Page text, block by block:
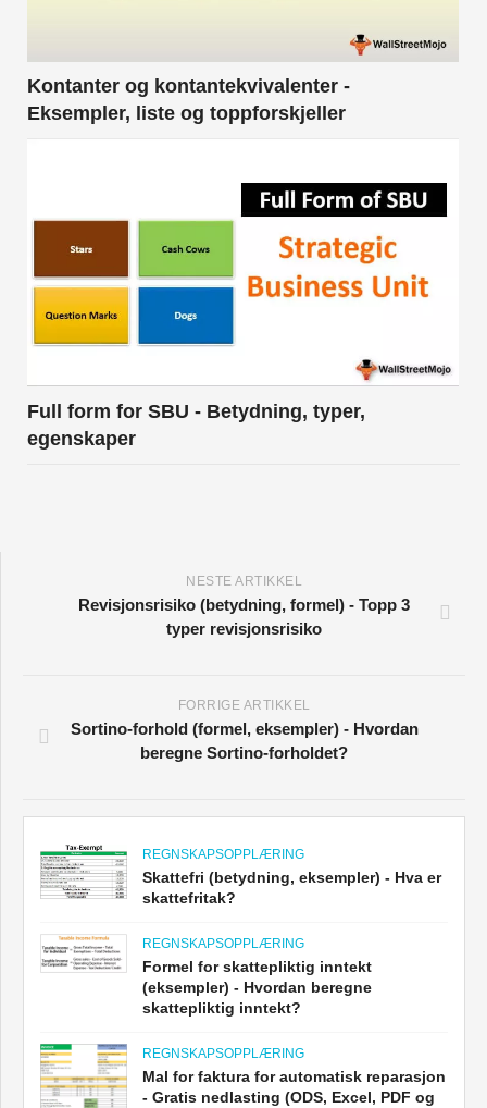
Kontanter og kontantekvivalenter -
Eksempler, liste og toppforskjeller
Full form for SBU - Betydning, typer,
egenskaper
NESTE ARTIKKEL
Revisjonsrisiko (betydning, formel) - Topp 3
typer revisjonsrisiko
FORRIGE ARTIKKEL
Sortino-forhold (formel, eksempler) - Hvordan
beregne Sortino-forholdet?
REGNSKAPSOPPLÆRING
Skattefri (betydning, eksempler) - Hva er
skattefritak?
REGNSKAPSOPPLÆRING
Formel for skattepliktig inntekt
(eksempler) - Hvordan beregne
skattepliktig inntekt?
REGNSKAPSOPPLÆRING
Mal for faktura for automatisk reparasjon
- Gratis nedlasting (ODS, Excel, PDF og